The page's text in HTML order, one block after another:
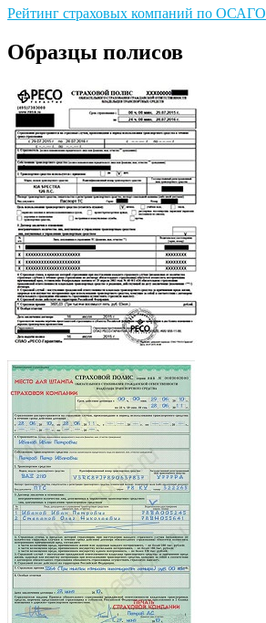
Рейтинг страховых компаний по ОСАГО
Образцы полисов